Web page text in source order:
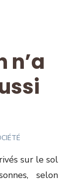
n’a
sur le sol
selon